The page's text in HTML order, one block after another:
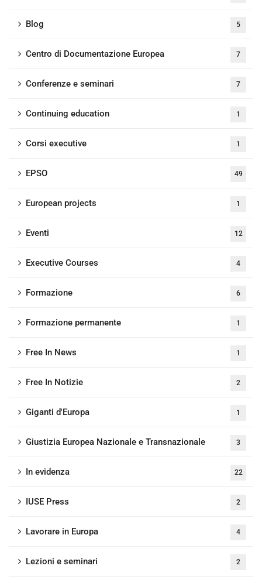
Blog 5
Centro di Documentazione Europea 7
Conferenze e seminari 7
Continuing education 1
Corsi executive 1
EPSO 49
European projects 1
Eventi 12
Executive Courses 4
Formazione 6
Formazione permanente 1
Free In News 1
Free In Notizie 2
Giganti d'Europa 1
Giustizia Europea Nazionale e Transnazionale 3
In evidenza 22
IUSE Press 2
Lavorare in Europa 4
Lezioni e seminari 2